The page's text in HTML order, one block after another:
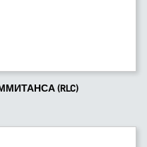
(RLC)